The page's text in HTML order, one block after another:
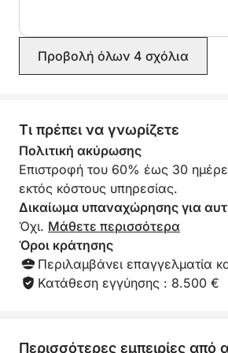
πολυτελείς βίλες και
για μια τελευταία βουτιά ή
στις 6:00 μ.μ., με αξέχαστες
⸻
Περιλαμβάνονται στο πακέτο:
• Ιδιωτικό καταμαράν Bali 4.2
• Επαγγελματίας καπετάνιος
• Αναψυκτικά στο πλοίο
• Καύσιμα συμπεριλαμβάνονται
Μια premium μεσογειακή εμπειρία,
Προβολή όλων 4 σχόλια
Τι πρέπει να γνωρίζετε
Πολιτική ακύρωσης
Επιστροφή του 60% έως 30
εκτός κόστους υπηρεσίας.
Δικαίωμα υπαναχώρησης για
Όχι. Μάθετε περισσότερα
Όροι κράτησης
Περιλαμβάνει επαγγελματία
Κατάθεση εγγύησης : 8.500 €
Περισσότερες εμπειρίες από